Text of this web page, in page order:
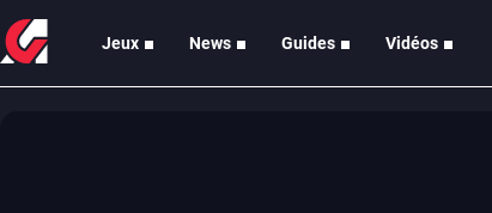
Jeux News Guides Vidéos